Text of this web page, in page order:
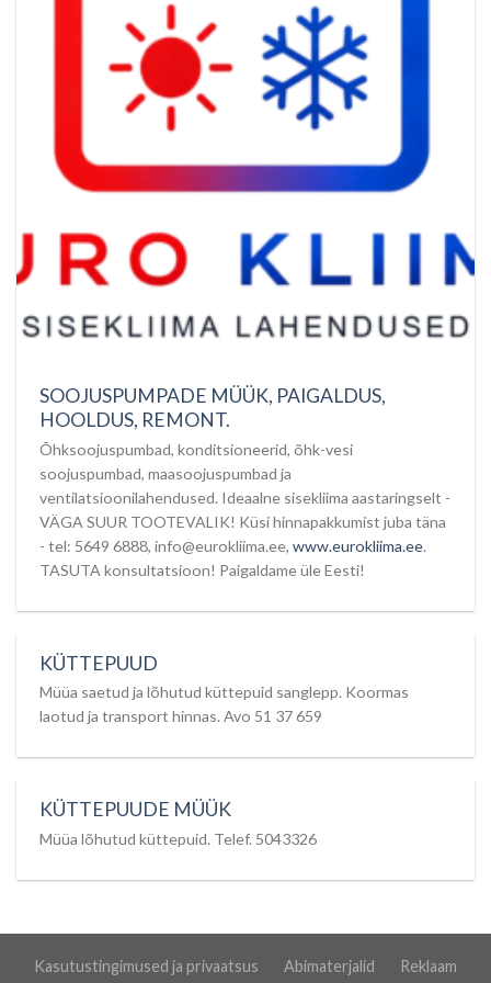
SOOJUSPUMPADE MÜÜK, PAIGALDUS,
HOOLDUS, REMONT.
Õhksoojuspumbad, konditsioneerid, õhk-vesi
soojuspumbad, maasoojuspumbad ja
ventilatsioonilahendused. Ideaalne sisekliima aastaringselt -
VÄGA SUUR TOOTEVALIK! Küsi hinnapakkumist juba täna
- tel: 5649 6888, info@eurokliima.ee, www.eurokliima.ee.
TASUTA konsultatsioon! Paigaldame üle Eesti!
KÜTTEPUUD
Müüa saetud ja lõhutud küttepuid sanglepp. Koormas
laotud ja transport hinnas. Avo 51 37 659
KÜTTEPUUDE MÜÜK
Müüa lõhutud küttepuid. Telef. 5043326
Kasutustingimused ja privaatsus Abimaterjalid
Reklaam